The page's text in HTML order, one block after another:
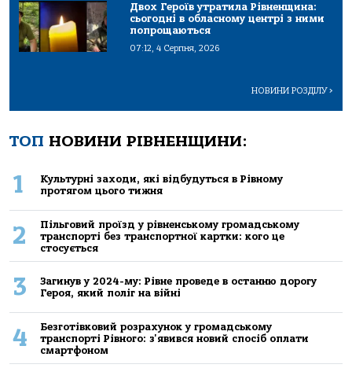
Двох Героїв утратила Рівненщина:
сьогодні в обласному центрі з ними
попрощаються
07:12, 4 Серпня, 2026
НОВИНИ РОЗДІЛУ>
ТОП НОВИНИ РІВНЕНЩИНИ:
1
Культурні заходи, які відбудуться в Рівному
протягом цього тижня
2
Пільговий проїзд у рівненському громадському
транспорті без транспортної картки: кого це
стосується
3
Загинув у 2024-му: Рівне проведе в останню дорогу
Героя, який поліг на війні
4
Безготівковий розрахунок у громадському
транспорті Рівного: з'явився новий спосіб оплати
смартфоном